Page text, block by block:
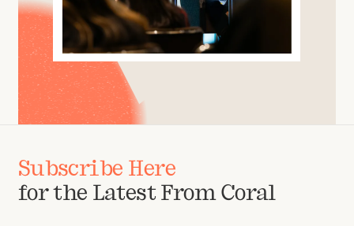
Subscribe Here
for the Latest From Coral